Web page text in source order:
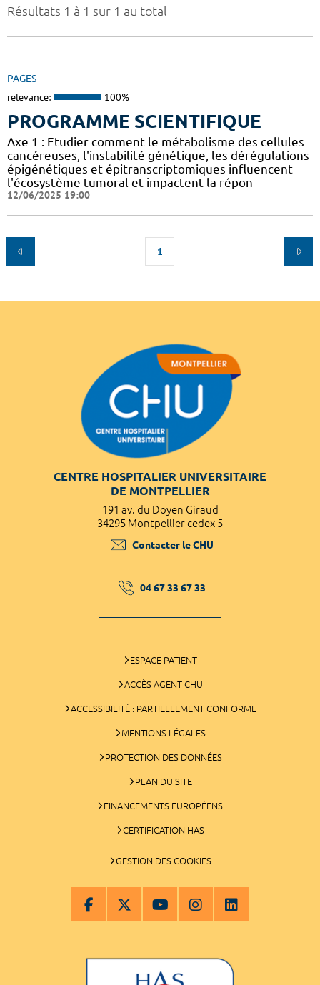
Résultats 1 à 1 sur 1 au total
PAGES
relevance: 100%
PROGRAMME SCIENTIFIQUE
Axe 1 : Etudier comment le métabolisme des cellules
cancéreuses, l'instabilité génétique, les dérégulations
épigénétiques et épitranscriptomiques influencent
l'écosystème tumoral et impactent la répon
12/06/2025 19:00
1
CENTRE HOSPITALIER UNIVERSITAIRE
DE MONTPELLIER
191 av. du Doyen Giraud
34295 Montpellier cedex 5
Contacter le CHU
04 67 33 67 33
ESPACE PATIENT
ACCÈS AGENT CHU
ACCESSIBILITÉ : PARTIELLEMENT CONFORME
MENTIONS LÉGALES
PROTECTION DES DONNÉES
PLAN DU SITE
FINANCEMENTS EUROPÉENS
CERTIFICATION HAS
GESTION DES COOKIES